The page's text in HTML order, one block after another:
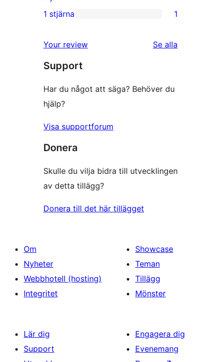
recensioner
2-
recensioner
stjärnig
recension
1 stjärna 1
Your review Se alla
Support
Har du något att säga? Behöver du
hjälp?
Visa supportforum
Donera
Skulle du vilja bidra till utvecklingen
av detta tillägg?
Donera till det här tillägget
Om
Nyheter
Webbhotell (hosting)
Integritet
Showcase
Teman
Tillägg
Mönster
Lär dig
Support
Engagera dig
Evenemang